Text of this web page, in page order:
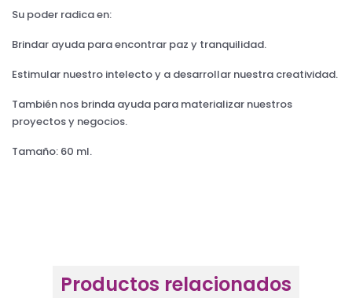
Su poder radica en:
Brindar ayuda para encontrar paz y tranquilidad.
Estimular nuestro intelecto y a desarrollar nuestra creatividad.
También nos brinda ayuda para materializar nuestros
proyectos y negocios.
Tamaño: 60 ml.
Productos relacionados